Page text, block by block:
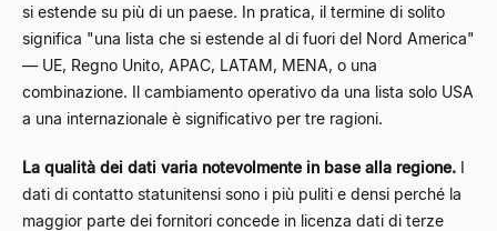
si estende su più di un paese. In pratica, il termine di solito
significa "una lista che si estende al di fuori del Nord America"
— UE, Regno Unito, APAC, LATAM, MENA, o una
combinazione. Il cambiamento operativo da una lista solo USA
a una internazionale è significativo per tre ragioni.
La qualità dei dati varia notevolmente in base alla regione. I
dati di contatto statunitensi sono i più puliti e densi perché la
maggior parte dei fornitori concede in licenza dati di terze